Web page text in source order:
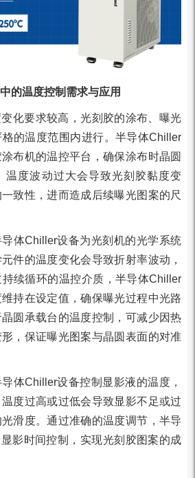
的温度控制需求与应用
化要求较高，光刻胶的涂布、曝光
的温度范围内进行。半导体Chiller
布机的温控平台，确保涂布时晶圆
温度波动过大会导致光刻胶黏度变
致性，进而造成后续曝光图案的尺
体Chiller设备为光刻机的光学系统
件的温度变化会导致折射率波动，
续循环的温控介质，半导体Chiller
持在设定值，确保曝光过程中光路
圆承载台的温度控制，可减少因热
，保证曝光图案与晶圆表面的对准
体Chiller设备控制显影液的温度，
度过高或过低会导致显影不足或过
滑度。通过准确的温度调节，半导
影时间控制，实现光刻胶图案的成